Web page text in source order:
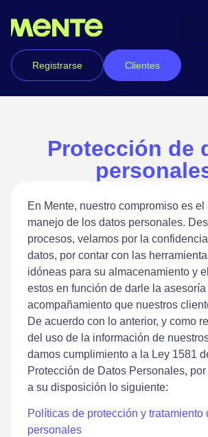
Registrarse Clientes
Protección de
En Mente, nuestro compromiso es
manejo de los datos personales.
procesos, velamos por la
datos, por contar con las
idóneas para su almacenamiento y
estos en función de darle la asesoría
acompañamiento que nuestros
De acuerdo con lo anterior, y como
del uso de la información de
damos cumplimiento a la Ley 1581
Protección de Datos Personales,
a su disposición lo siguiente:
Políticas de protección y tratamiento
personales